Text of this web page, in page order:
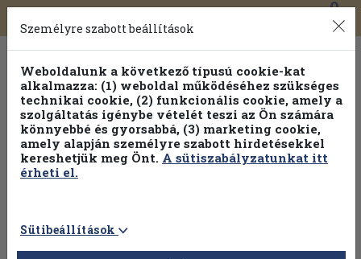
Toggle
navigation
0
Személyre szabott beállítások
Weboldalunk a következő típusú cookie-kat
alkalmazza: (1) weboldal működéséhez szükséges
technikai cookie, (2) funkcionális cookie, amely a
szolgáltatás igénybe vételét teszi az Ön számára
könnyebbé és gyorsabbá, (3) marketing cookie,
amely alapján személyre szabott hirdetésekkel
kereshetjük meg Önt. A sütiszabályzatunkat itt
érheti el.
Sütibeállítások